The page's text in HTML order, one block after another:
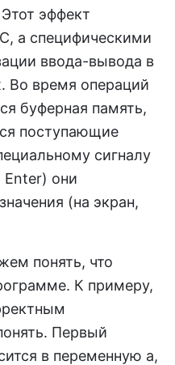
эффект
а специфическими
ввода-вывода в
Во время операций
буферная память,
поступающие
сигналу
Enter) они
(на экран,
понять, что
К примеру,
Первый
в переменную a,